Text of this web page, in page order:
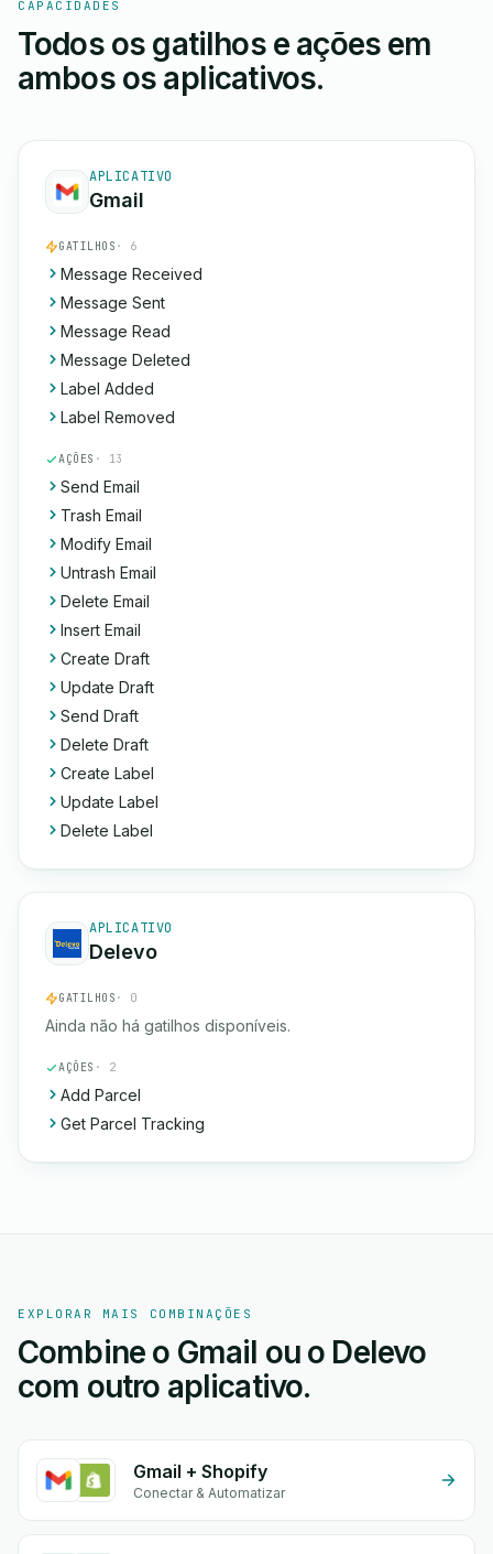
CAPACIDADES
Todos os gatilhos e ações em
ambos os aplicativos.
APLICATIVO
Gmail
GATILHOS · 6
Message Received
Message Sent
Message Read
Message Deleted
Label Added
Label Removed
AÇÕES · 13
Send Email
Trash Email
Modify Email
Untrash Email
Delete Email
Insert Email
Create Draft
Update Draft
Send Draft
Delete Draft
Create Label
Update Label
Delete Label
APLICATIVO
Delevo
GATILHOS · 0
Ainda não há gatilhos disponíveis.
AÇÕES · 2
Add Parcel
Get Parcel Tracking
EXPLORAR MAIS COMBINAÇÕES
Combine o Gmail ou o Delevo
com outro aplicativo.
Gmail + Shopify
Conectar & Automatizar